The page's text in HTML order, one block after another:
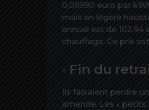
0,09990 euro par
mais en légère
annuel est de 102,94
chauffage. Ce prix
· Fin du
Ils faisaient perdre
amende. Les «